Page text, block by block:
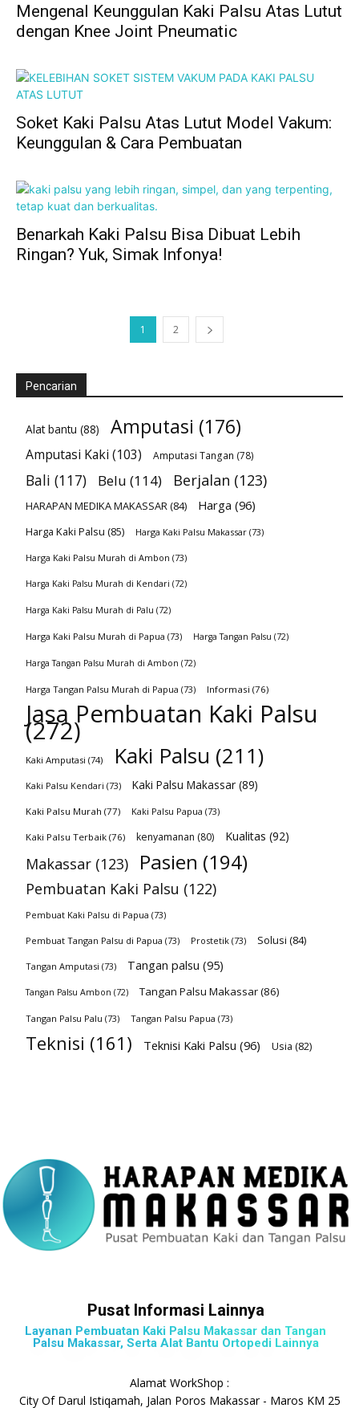
Mengenal Keunggulan Kaki Palsu Atas Lutut
dengan Knee Joint Pneumatic
Soket Kaki Palsu Atas Lutut Model Vakum:
Keunggulan & Cara Pembuatan
Benarkah Kaki Palsu Bisa Dibuat Lebih
Ringan? Yuk, Simak Infonya!
1 2
Pencarian
Alat bantu (88) Amputasi (176)
Amputasi Kaki (103) Amputasi Tangan (78)
Bali (117) Belu (114) Berjalan (123)
HARAPAN MEDIKA MAKASSAR (84) Harga (96)
Harga Kaki Palsu (85) Harga Kaki Palsu Makassar (73)
Harga Kaki Palsu Murah di Ambon (73)
Harga Kaki Palsu Murah di Kendari (72)
Harga Kaki Palsu Murah di Palu (72)
Harga Kaki Palsu Murah di Papua (73) Harga Tangan Palsu (72)
Harga Tangan Palsu Murah di Ambon (72)
Harga Tangan Palsu Murah di Papua (73) Informasi (76)
Jasa Pembuatan Kaki Palsu
(272)
Kaki Amputasi (74) Kaki Palsu (211)
Kaki Palsu Kendari (73) Kaki Palsu Makassar (89)
Kaki Palsu Murah (77) Kaki Palsu Papua (73)
Kaki Palsu Terbaik (76) kenyamanan (80) Kualitas (92)
Makassar (123) Pasien (194)
Pembuatan Kaki Palsu (122)
Pembuat Kaki Palsu di Papua (73)
Pembuat Tangan Palsu di Papua (73) Prostetik (73) Solusi (84)
Tangan Amputasi (73) Tangan palsu (95)
Tangan Palsu Ambon (72) Tangan Palsu Makassar(86)
Tangan Palsu Palu (73) Tangan Palsu Papua (73)
Teknisi (161) Teknisi Kaki Palsu (96) Usia (82)
Pusat Informasi Lainnya
Layanan Pembuatan Kaki Palsu Makassar dan Tangan
Palsu Makassar, Serta Alat Bantu Ortopedi Lainnya
Alamat WorkShop :
City Of Darul Istiqamah, Jalan Poros Makassar - Maros KM 25